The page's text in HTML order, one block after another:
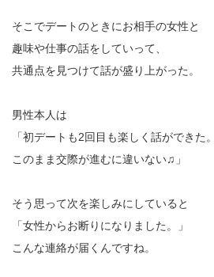
そこでデートのときにお相手の女性と
趣味や仕事の話をしていって、
共通点を見つけて話が盛り上がった。
男性本人は
「初デートも2回目も楽しく話ができた。
このまま交際が進むに違いない♫」
そう思って次を楽しみにしていると
「女性からお断りになりました。」
こんな連絡が届くんですね。